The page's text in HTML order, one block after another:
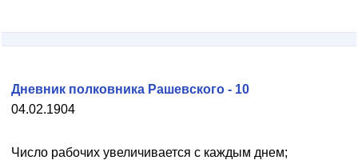
04.02.1904
Дневник полковника Рашевского - 10
Число рабочих увеличивается с каждым днем;